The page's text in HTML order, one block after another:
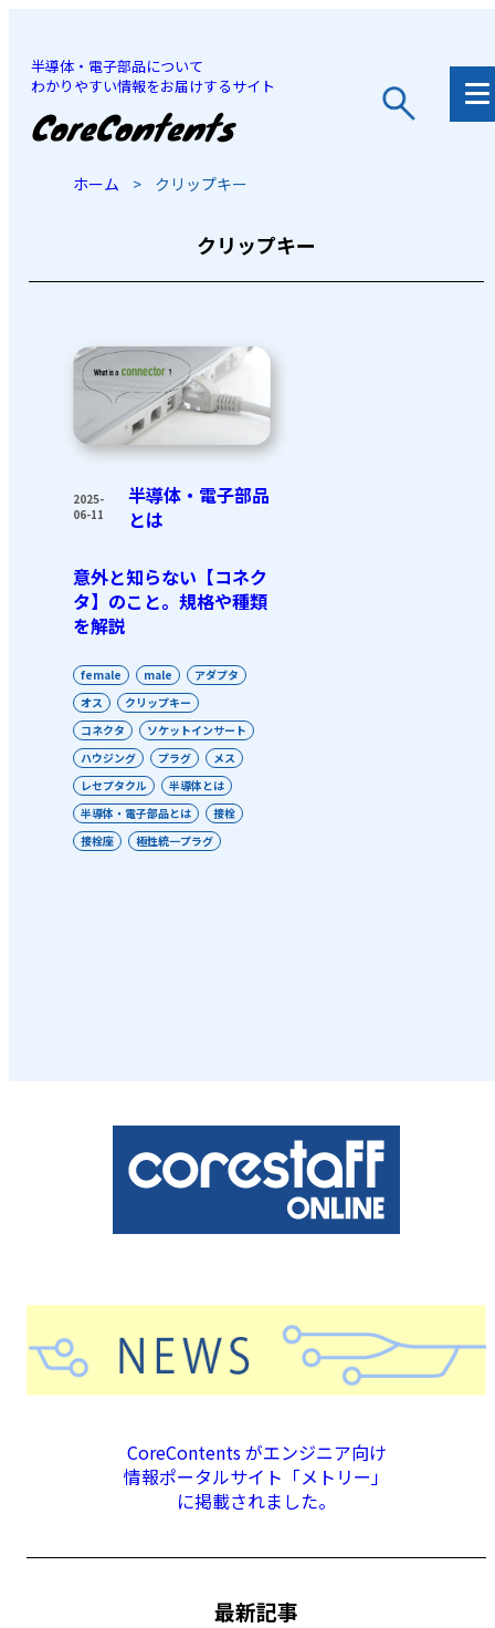
半導体・電子部品について
わかりやすい情報をお届けするサイト
JP
ホーム > クリップキー
クリップキー
2025-
06-11
半導体・電子部品
とは
意外と知らない【コネク
タ】のこと。規格や種類
を解説
female male
アダプタ
オス
クリップキー
コネクタ
ソケットインサート
ハウジング
プラグ
メス
レセプタクル
半導体とは
半導体・電子部品とは
接栓
接栓座
極性統一プラグ
CoreContents がエンジニア向け
情報ポータルサイト「メトリー」
に掲載されました。
最新記事